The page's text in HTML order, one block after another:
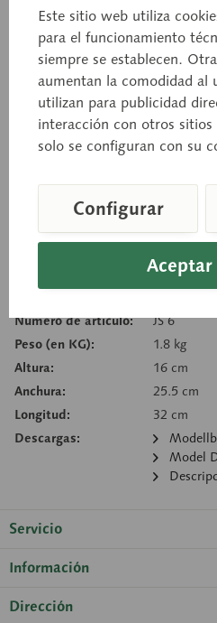
aumento múltiple, de
estructura y la disposición
sección transversal y
Sobre placa base verde.
Recomendar
Número de artículo:
JS 6
Peso (en KG):
1.8 kg
Altura:
16 cm
Anchura:
25.5 cm
Longitud:
32 cm
Descargas:
Model
Servicio
Información
Dirección
Este sitio web utiliza
para el funcionamiento
siempre se establecen.
aumentan la comodidad al
utilizan para publicidad
interacción con otros sitios
solo se configuran con su
Configurar